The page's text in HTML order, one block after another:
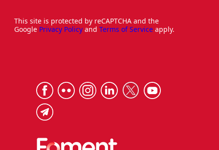
This site is protected by reCAPTCHA and the
Google Privacy Policy and Terms of Service apply.